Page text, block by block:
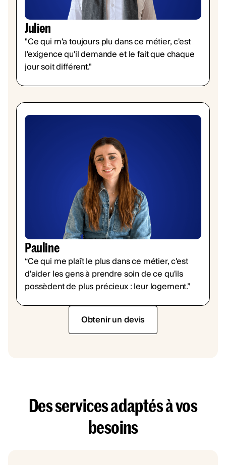
Julien
"Ce qui m'a toujours plu dans ce métier, c'est
l'exigence qu'il demande et le fait que chaque
jour soit différent."
Pauline
“Ce qui me plaît le plus dans ce métier, c'est
d'aider les gens à prendre soin de ce qu'ils
possèdent de plus précieux : leur logement.”
Obtenir un devis
Des services adaptés à vos
besoins